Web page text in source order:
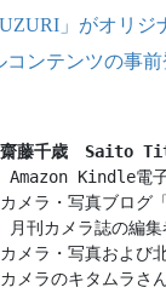
」がオリ
ンテンツの事
齋藤千歳　Saito
Amazon Kindle電子
カメラ・写真ブログ
月刊カメラ誌の編
カメラ・写真および
カメラのキタムラさ